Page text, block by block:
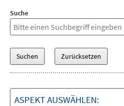
Suche
ASPEKT AUSWÄHLEN: